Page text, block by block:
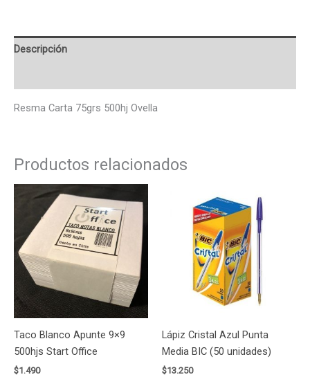
Descripción
Resma Carta 75grs 500hj Ovella
Productos relacionados
Taco Blanco Apunte 9×9
500hjs Start Office
$1.490
Lápiz Cristal Azul Punta
Media BIC (50 unidades)
$13.250